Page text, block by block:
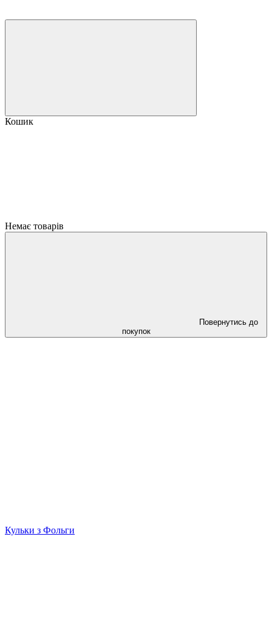
Кошик
Немає товарів
Повернутись до
покупок
Кульки з Фольги